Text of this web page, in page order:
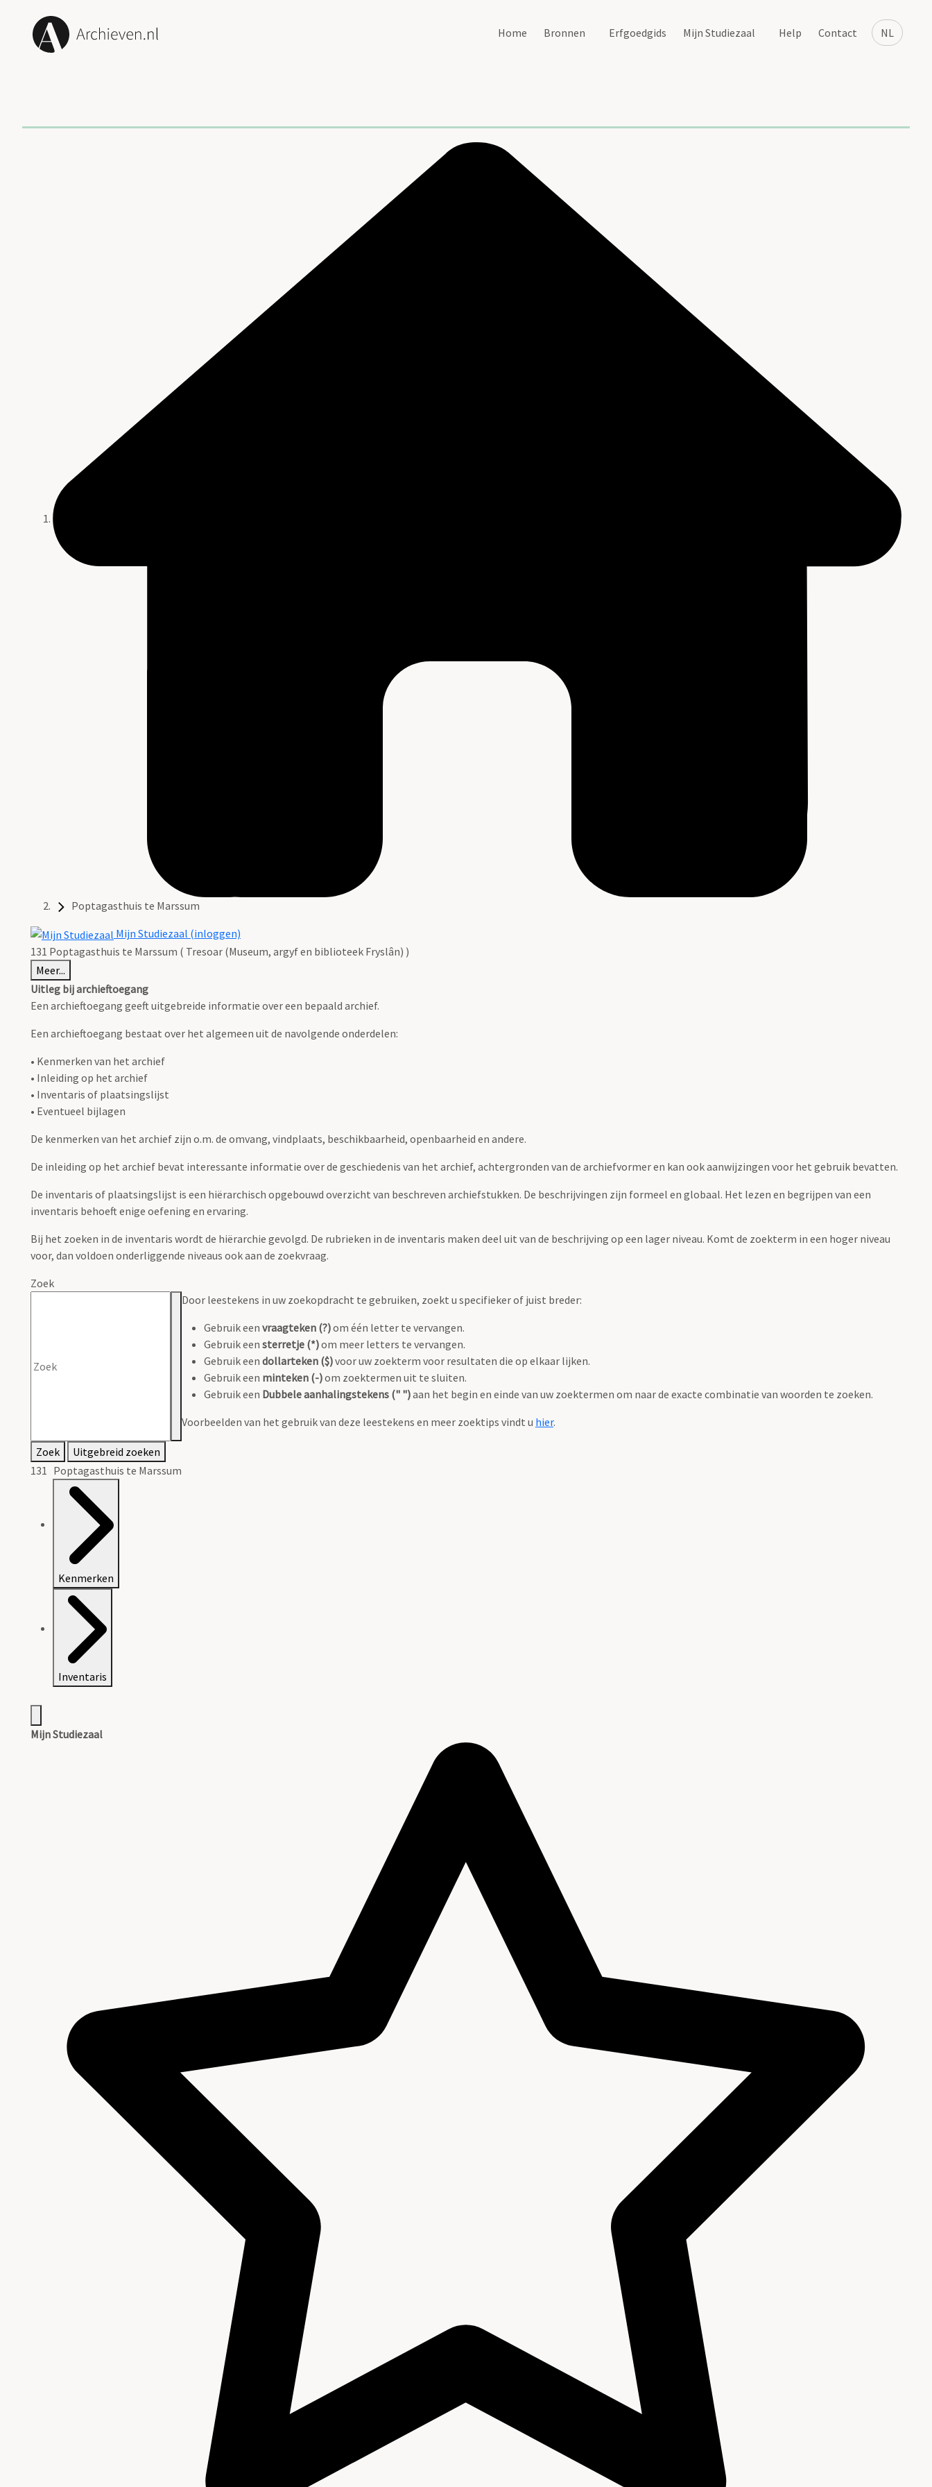
NL
Home Bronnen Erfgoedgids Mijn Studiezaal Help Contact
Poptagasthuis te Marssum
Mijn Studiezaal (inloggen)
131 Poptagasthuis te Marssum ( Tresoar (Museum, argyf en biblioteek Fryslân) )
Meer...
Uitleg bij archieftoegang
Een archieftoegang geeft uitgebreide informatie over een bepaald archief.
Een archieftoegang bestaat over het algemeen uit de navolgende onderdelen:
• Kenmerken van het archief
• Inleiding op het archief
• Inventaris of plaatsingslijst
• Eventueel bijlagen
De kenmerken van het archief zijn o.m. de omvang, vindplaats, beschikbaarheid, openbaarheid en andere.
De inleiding op het archief bevat interessante informatie over de geschiedenis van het archief, achtergronden van de archiefvormer en kan ook aanwijzingen voor het gebruik bevatten.
De inventaris of plaatsingslijst is een hiërarchisch opgebouwd overzicht van beschreven archiefstukken. De beschrijvingen zijn formeel en globaal. Het lezen en begrijpen van een
inventaris behoeft enige oefening en ervaring.
Bij het zoeken in de inventaris wordt de hiërarchie gevolgd. De rubrieken in de inventaris maken deel uit van de beschrijving op een lager niveau. Komt de zoekterm in een hoger niveau
voor, dan voldoen onderliggende niveaus ook aan de zoekvraag.
Zoek
Door leestekens in uw zoekopdracht te gebruiken, zoekt u specifieker of juist breder:
Gebruik een vraagteken (?)om één letter te vervangen.
Gebruik een sterretje (*)om meer letters te vervangen.
Gebruik een dollarteken ($)voor uw zoekterm voor resultaten die op elkaar lijken.
Gebruik een minteken (-)om zoektermen uit te sluiten.
Gebruik een Dubbele aanhalingstekens (" ")aan het begin en einde van uw zoektermen om naar de exacte combinatie van woorden te zoeken.
Voorbeelden van het gebruik van deze leestekens en meer zoektips vindt u hier.
Zoek
Uitgebreid zoeken
131 Poptagasthuis te Marssum
Kenmerken
Inventaris
Mijn Studiezaal